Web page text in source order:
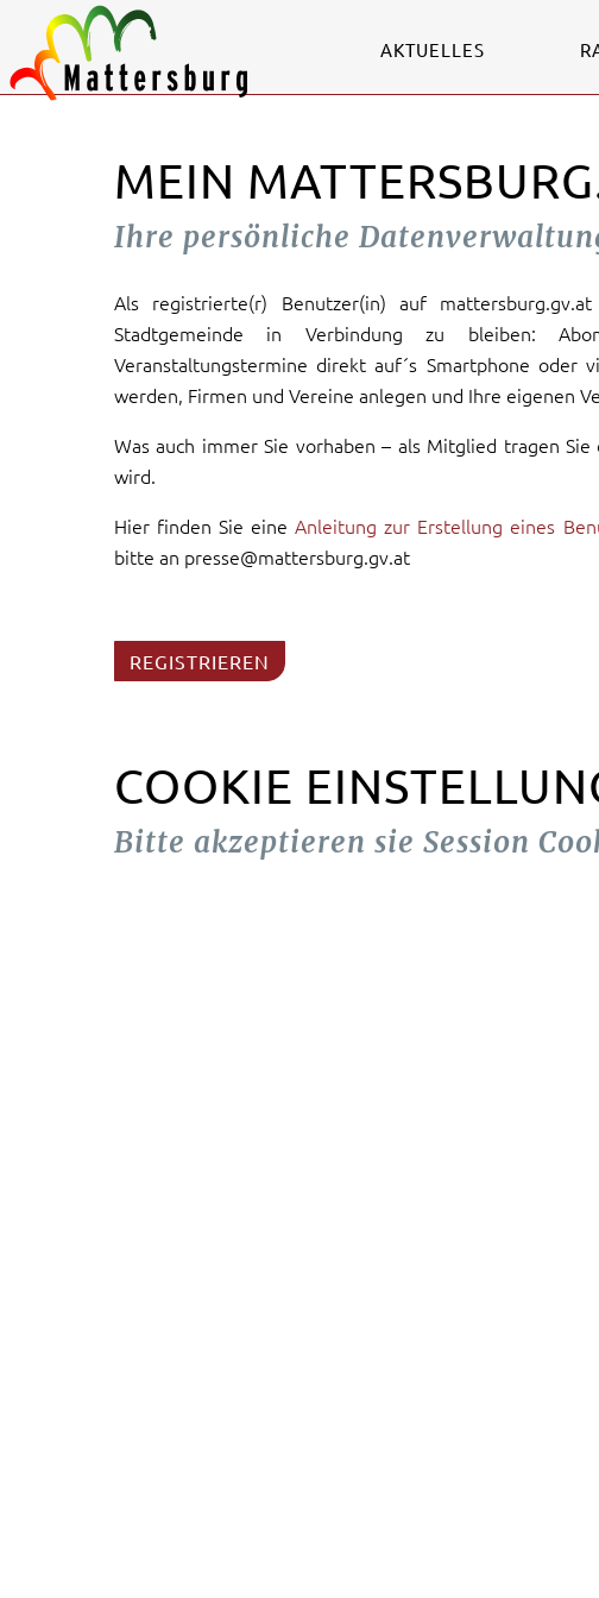
AKTUELLES
MEIN
Ihre persönliche
Als registrierte(r) Benutzer(in) auf
Stadtgemeinde in Verbindung zu bleiben:
Veranstaltungstermine direkt auf´s Smartphone oder
werden, Firmen und Vereine anlegen und Ihre eigenen
Was auch immer Sie vorhaben – als Mitglied tragen
wird.
Hier finden Sie eineAnleitung zur Erstellung eines
bitte an presse@mattersburg.gv.at
REGISTRIEREN
COOKIE
Bitte akzeptieren sie Session